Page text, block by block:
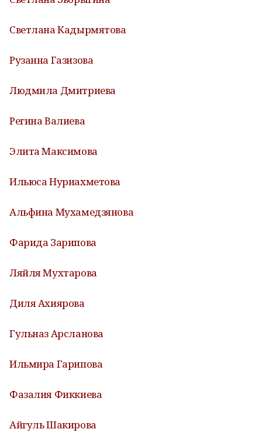
Светлана Кадырмятова
Рузанна Газизова
Людмила Дмитриева
Регина Валиева
Элита Максимова
Ильюса Нуриахметова
Альфина Мухамедзянова
Фарида Зарипова
Ляйля Мухтарова
Диля Ахиярова
Гульназ Арсланова
Ильмира Гарипова
Фазалия Фиккиева
Айгуль Шакирова